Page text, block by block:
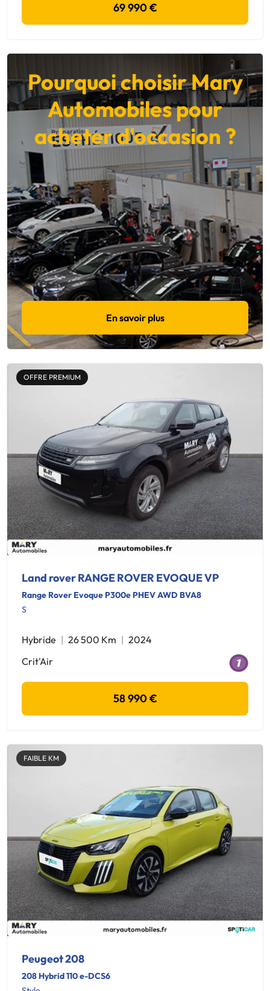
69 990 €
Pourquoi choisir Mary
Automobiles pour
acheter d'occasion ?
En savoir plus
OFFRE PREMIUM
Land rover RANGE ROVER EVOQUE VP
Range Rover Evoque P300e PHEV AWD BVA8
S
Hybride 26 500 Km
2024
Crit'Air
58 990 €
FAIBLE KM
Peugeot 208
208 Hybrid 110 e-DCS6